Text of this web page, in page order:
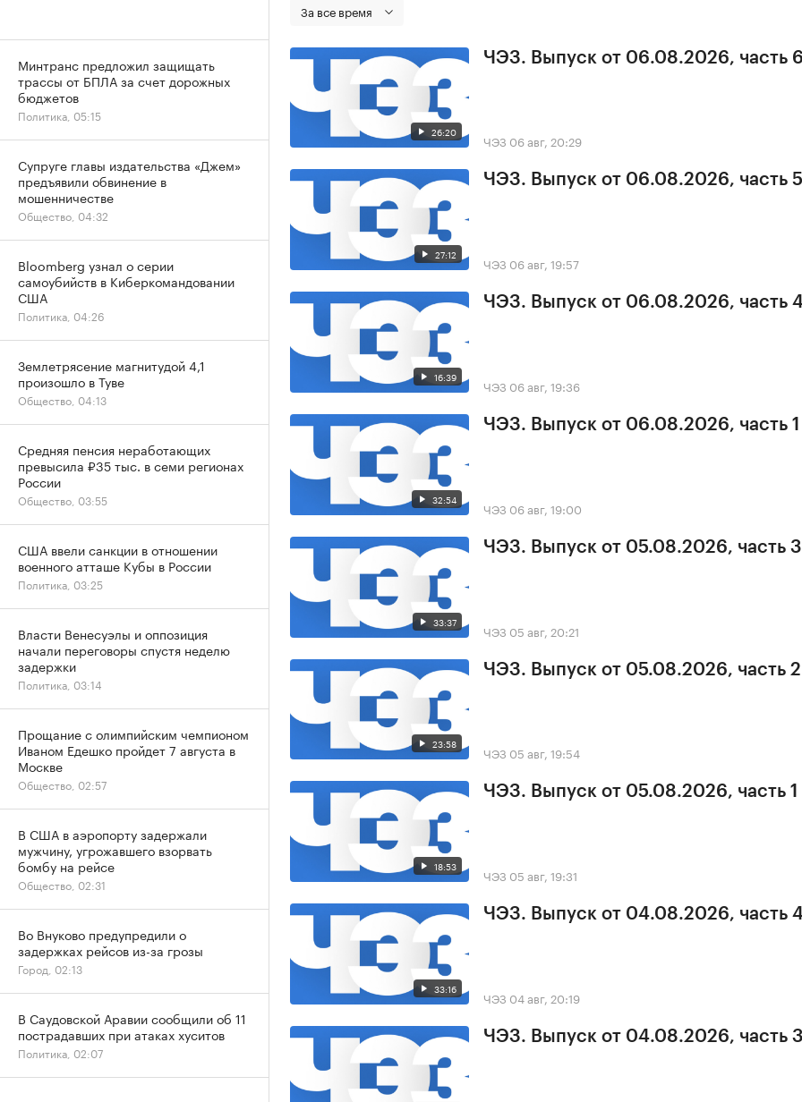
За все время
26:20
ЧЭЗ. Выпуск от 06.08.2026, часть
ЧЭЗ 06 авг, 20:29
27:12
ЧЭЗ. Выпуск от 06.08.2026, часть 5
ЧЭЗ 06 авг, 19:57
16:39
ЧЭЗ. Выпуск от 06.08.2026, часть
ЧЭЗ 06 авг, 19:36
32:54
ЧЭЗ. Выпуск от 06.08.2026, часть 1
ЧЭЗ 06 авг, 19:00
33:37
ЧЭЗ. Выпуск от 05.08.2026, часть 3
ЧЭЗ 05 авг, 20:21
23:58
ЧЭЗ. Выпуск от 05.08.2026, часть 2
ЧЭЗ 05 авг, 19:54
18:53
ЧЭЗ. Выпуск от 05.08.2026, часть 1
ЧЭЗ 05 авг, 19:31
33:16
ЧЭЗ. Выпуск от 04.08.2026, часть
ЧЭЗ 04 авг, 20:19
ЧЭЗ. Выпуск от 04.08.2026, часть
Минтранс предложил защищать
трассы от БПЛА за счет дорожных
бюджетов
Политика, 05:15
Супруге главы издательства «Джем»
предъявили обвинение в
мошенничестве
Общество, 04:32
Bloomberg узнал о серии
самоубийств в Киберкомандовании
США
Политика, 04:26
Землетрясение магнитудой 4,1
произошло в Туве
Общество, 04:13
Средняя пенсия неработающих
превысила ₽35 тыс. в семи регионах
России
Общество, 03:55
США ввели санкции в отношении
военного атташе Кубы в России
Политика, 03:25
Власти Венесуэлы и оппозиция
начали переговоры спустя неделю
задержки
Политика, 03:14
Прощание с олимпийским чемпионом
Иваном Едешко пройдет 7 августа в
Москве
Общество, 02:57
В США в аэропорту задержали
мужчину, угрожавшего взорвать
бомбу на рейсе
Общество, 02:31
Во Внуково предупредили о
задержках рейсов из-за грозы
Город, 02:13
В Саудовской Аравии сообщили об 11
пострадавших при атаках хуситов
Политика, 02:07